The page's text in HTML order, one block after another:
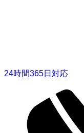
24時間365日対応